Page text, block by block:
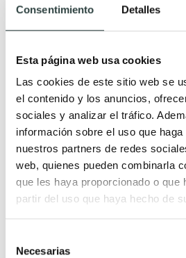
Consentimiento Detalles
Esta página web usa cookies
Las cookies de este sitio web se
el contenido y los anuncios,
sociales y analizar el tráfico.
información sobre el uso que
nuestros partners de redes
web, quienes pueden combinarla
que les haya proporcionado o que
partir del uso que haya hecho de
Necesarias
Columna de baño Salgar Attila